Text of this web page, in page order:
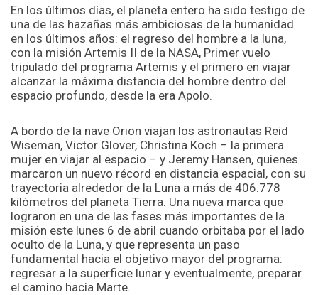
En los últimos días, el planeta entero ha sido testigo de
una de las hazañas más ambiciosas de la humanidad
en los últimos años: el regreso del hombre a la luna,
con la misión Artemis II de la NASA, Primer vuelo
tripulado del programa Artemis y el primero en viajar
alcanzar la máxima distancia del hombre dentro del
espacio profundo, desde la era Apolo.
A bordo de la nave Orion viajan los astronautas Reid
Wiseman, Victor Glover, Christina Koch – la primera
mujer en viajar al espacio – y Jeremy Hansen, quienes
marcaron un nuevo récord en distancia espacial, con su
trayectoria alrededor de la Luna a más de 406.778
kilómetros del planeta Tierra. Una nueva marca que
lograron en una de las fases más importantes de la
misión este lunes 6 de abril cuando orbitaba por el lado
oculto de la Luna, y que representa un paso
fundamental hacia el objetivo mayor del programa:
regresar a la superficie lunar y eventualmente, preparar
el camino hacia Marte.